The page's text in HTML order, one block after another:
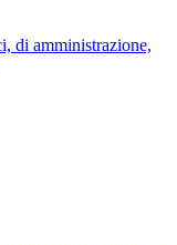
di amministrazione,